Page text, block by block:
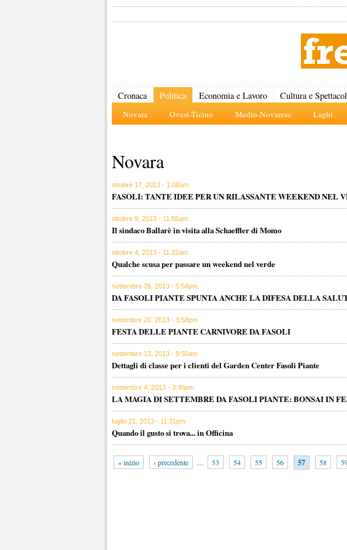
Cronaca Politica
Novara Ovest-Ticino Medio-Novarese Laghi
Economia e Lavoro Cultura e
Novara
ottobre 17, 2013 - 1:08am
FASOLI: TANTE IDEE PER UN RILASSANTE WEEKEND NEL
ottobre 9, 2013 - 11:55am
Il sindaco Ballarè in visita alla Schaeffler di Momo
ottobre 4, 2013 - 11:22am
Qualche scusa per passare un weekend nel verde
settembre 26, 2013 - 5:54pm
DA FASOLI PIANTE SPUNTA ANCHE LA DIFESA DELLA
settembre 20, 2013 - 3:58pm
FESTA DELLE PIANTE CARNIVORE DA FASOLI
settembre 13, 2013 - 9:50am
Dettagli di classe per i clienti del Garden Center Fasoli Piante
settembre 4, 2013 - 3:48pm
LA MAGIA DI SETTEMBRE DA FASOLI PIANTE: BONSAI IN
luglio 21, 2013 - 11:31pm
Quando il gusto si trova... in Officina
« inizio ‹ precedente … 53 54 55 56 57 58